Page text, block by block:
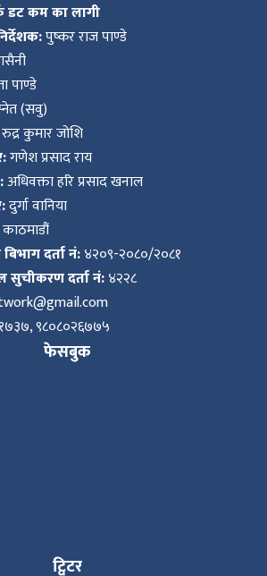
डट कम का लागी
पुष्कर राज पाण्डे
पाण्डे
(सवु)
रुद्र कुमार जोशि
गणेश प्रसाद राय
अधिवक्ता हरि प्रसाद खनाल
दुर्गा वानिया
दर्ता नं:४२०९-२०८०/२०८१
सुचीकरण दर्ता नं:४२२८
९८०८०२६७७५
फेसबुक
ट्विटर